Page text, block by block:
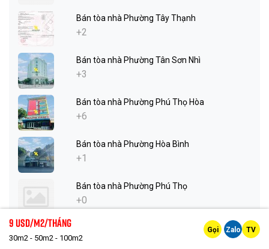
Bán tòa nhà Phường Tây Thạnh
+2
Bán tòa nhà Phường Tân Sơn Nhì
+3
Bán tòa nhà Phường Phú Thọ Hòa
+6
Bán tòa nhà Phường Hòa Bình
+1
Bán tòa nhà Phường Phú Thọ
+0
+0
9 Usd/m2/tháng
30m2 - 50m2 - 100m2
Gọi Zalo TV